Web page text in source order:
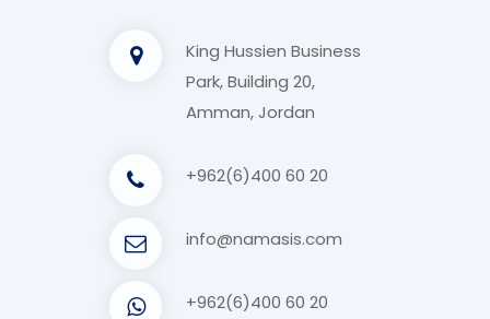
King Hussien Business
Park, Building 20,
Amman, Jordan
+962(6)400 60 20
info@namasis.com
+962(6)400 60 20